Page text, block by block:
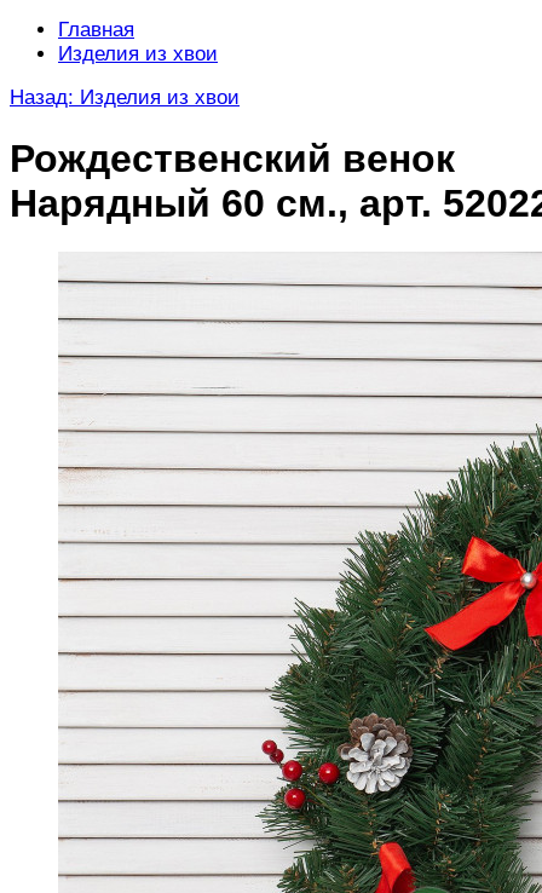
Главная
Изделия из хвои
Назад: Изделия из хвои
Рождественский венок
Нарядный 60 см., арт.